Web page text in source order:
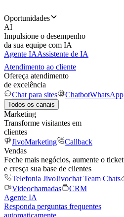
Oportunidades
AI
Impulsione o desempenho
da sua equipe com IA
Agente IAAssistente de IA
Atendimento ao cliente
Ofereça atendimento
de excelência
Chat para sites
ChatbotWhatsApp
Todos os canais
Marketing
Transforme visitantes em
clientes
JivoMarketing
Callback
Vendas
Feche mais negócios, aumente o ticket
e cresça sua base de clientes
Telefonia JivoJivochat Team Chats
Videochamadas
CRM
Agente IA
Responda perguntas frequentes
automaticamente